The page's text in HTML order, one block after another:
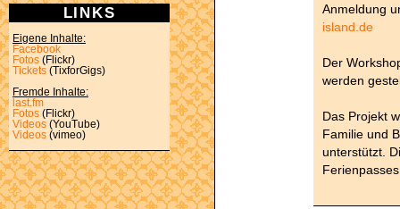
LINKS
Eigene Inhalte:
Facebook
Fotos (Flickr)
Tickets (TixforGigs)
Fremde Inhalte:
last.fm
Fotos (Flickr)
Videos (YouTube)
Videos (vimeo)
Anmeldung
island.de
Der
werden
Das Projekt
Familie und
unterstützt.